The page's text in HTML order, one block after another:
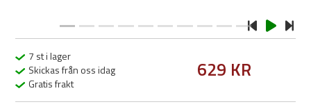
7 st i lager
Skickas från oss idag
Gratis frakt
629 KR